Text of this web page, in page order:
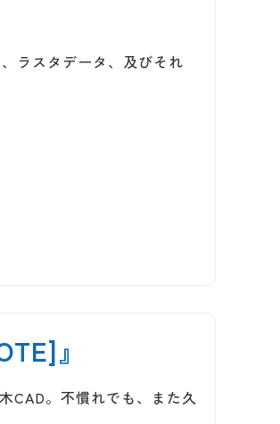
ラスタデータ、及びそれ
』
CAD。不慣れでも、また久